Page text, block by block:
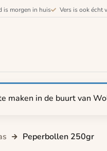
is morgen in huis Vers is ook écht
maken in de buurt van
Peperbollen 250gr